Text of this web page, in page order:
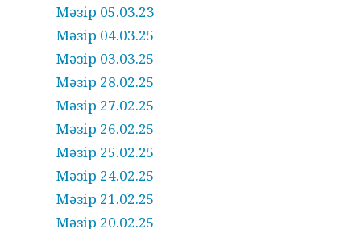
Мәзір 05.03.23
Мәзір 04.03.25
Мәзір 03.03.25
Мәзір 28.02.25
Мәзір 27.02.25
Мәзір 26.02.25
Мәзір 25.02.25
Мәзір 24.02.25
Мәзір 21.02.25
Мәзір 20.02.25